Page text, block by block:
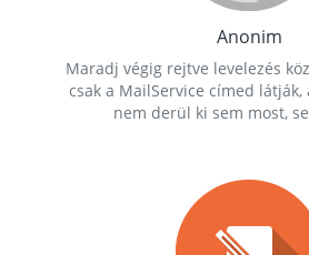
Anonim
Maradj végig rejtve levelezés
csak a MailService címed látják,
nem derül ki sem most,